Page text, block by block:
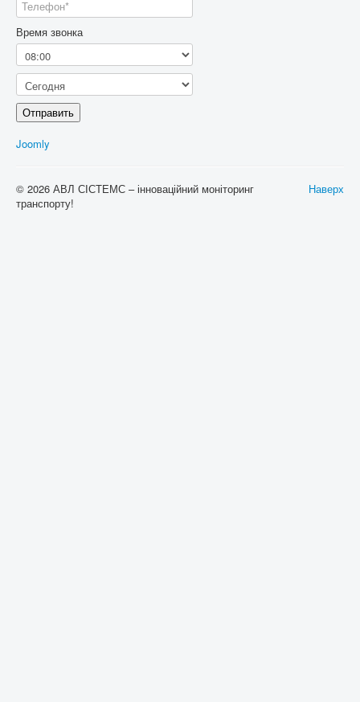
Время звонка
Отправить
Joomly
Наверх
© 2026 АВЛ СІСТЕМС – інноваційний моніторинг
транспорту!